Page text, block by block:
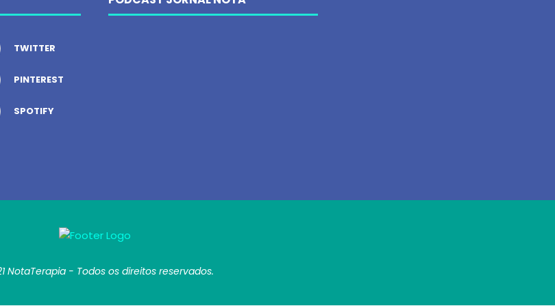
TWITTER
PINTEREST
SPOTIFY
NotaTerapia - Todos os direitos reservados.